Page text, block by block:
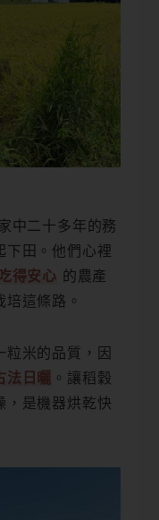
中二十多年的務
下田。他們心裡
得安心 的農產
這條路。
粒米的品質，因
法日曬 。讓稻穀
，是機器烘乾快